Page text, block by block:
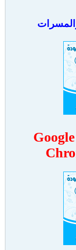
متصفح جوجل كروم Google